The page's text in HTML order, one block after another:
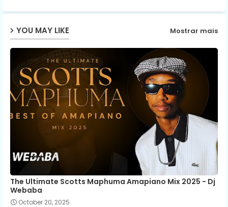
ap
YOU MAY LIKE Mostrar mais
The Ultimate Scotts Maphuma Amapiano Mix 2025 - Dj
Webaba
October 20, 2025